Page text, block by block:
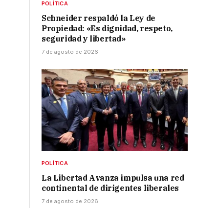
POLÍTICA
Schneider respaldó la Ley de
Propiedad: «Es dignidad, respeto,
seguridad y libertad»
7 de agosto de 2026
POLÍTICA
La Libertad Avanza impulsa una red
continental de dirigentes liberales
7 de agosto de 2026